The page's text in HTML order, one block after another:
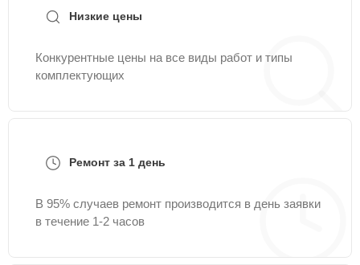
Низкие цены
Конкурентные цены на все виды работ и типы
комплектующих
Ремонт за 1 день
В 95% случаев ремонт производится в день заявки
в течение 1-2 часов